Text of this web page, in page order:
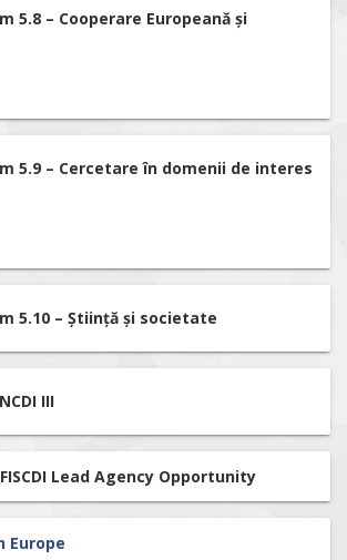
5.8 – Cooperare Europeană și
5.9 – Cercetare în domenii de interes
5.10 – Știință și societate
III
Lead Agency Opportunity
Europe